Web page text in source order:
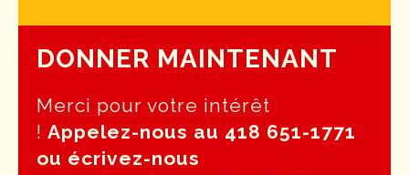
DONNER MAINTENANT
Merci pour votre intérêt
! Appelez-nous au 418 651-1771
ou écrivez-nous